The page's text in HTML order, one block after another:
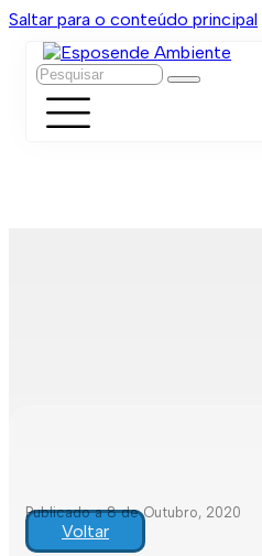
Saltar para o conteúdo principal
Pesquisar
Publicado a 8 de Outubro, 2020
Voltar